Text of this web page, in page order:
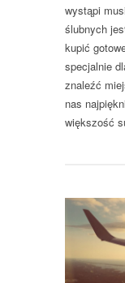
wystąpi
ślubnych
kupić
specjalnie
znaleźć
nas
większość